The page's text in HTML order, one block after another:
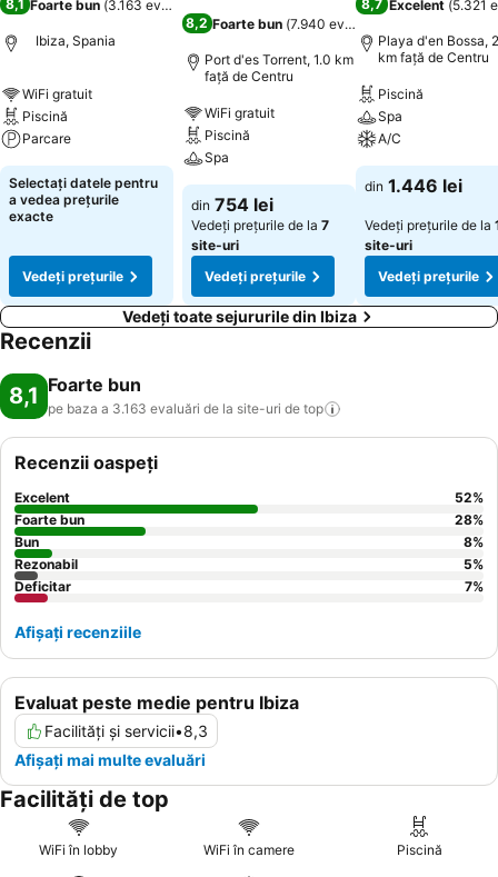
8,1 Foarte bun (3.163 evaluări
Ibiza, Spania
WiFi gratuit
Piscină
Parcare
Selectați datele pentru
a vedea prețurile
exacte
Vedeți prețurile
8,2 Foarte bun (7.940 evaluări
Port d'es Torrent, 1.0 km
faţă de Centru
WiFi gratuit
Piscină
Spa
din 754 lei
Vedeți prețurile de la 7
site-uri
Vedeți prețurile
8,7 Excelent (5.321
Playa d'en Bossa,
km faţă de Centru
Piscină
Spa
A/C
din 1.446 lei
Vedeți prețurile de la
site-uri
Vedeți prețurile
Vedeți toate sejururile din Ibiza
Recenzii
8,1 Foarte bun
pe baza a 3.163 evaluări de la site-uri de top
Evaluat peste medie pentru Ibiza
Facilități și servicii•8,3
Afișați mai multe evaluări
Recenzii oaspeți
Excelent 52%
Foarte bun
28%
Bun
8%
Rezonabil
5%
Deficitar
7%
Afișați recenziile
Facilități de top
WiFi în lobby WiFi în camere Piscină